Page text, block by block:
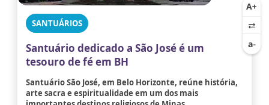
SANTUÁRIOS
Santuário dedicado a São José é um
tesouro de fé em BH
Santuário São José, em Belo Horizonte, reúne história,
arte sacra e espiritualidade em um dos mais